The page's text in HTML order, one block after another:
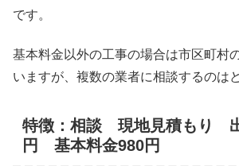
です。
基本料金以外の工事の場合は市区町村
いますが、複数の業者に相談するのは
特徴：相談 現地見積もり
円 基本料金980円